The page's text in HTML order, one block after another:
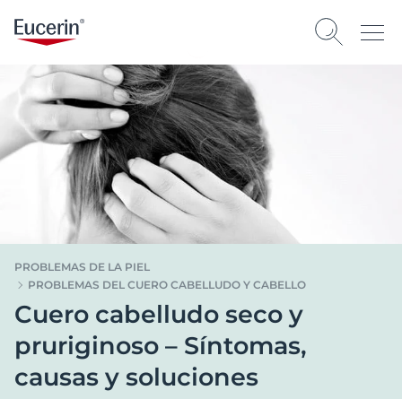
PROBLEMAS DE LA PIEL
PROBLEMAS DEL CUERO CABELLUDO Y CABELLO
Cuero cabelludo seco y
pruriginoso – Síntomas,
causas y soluciones